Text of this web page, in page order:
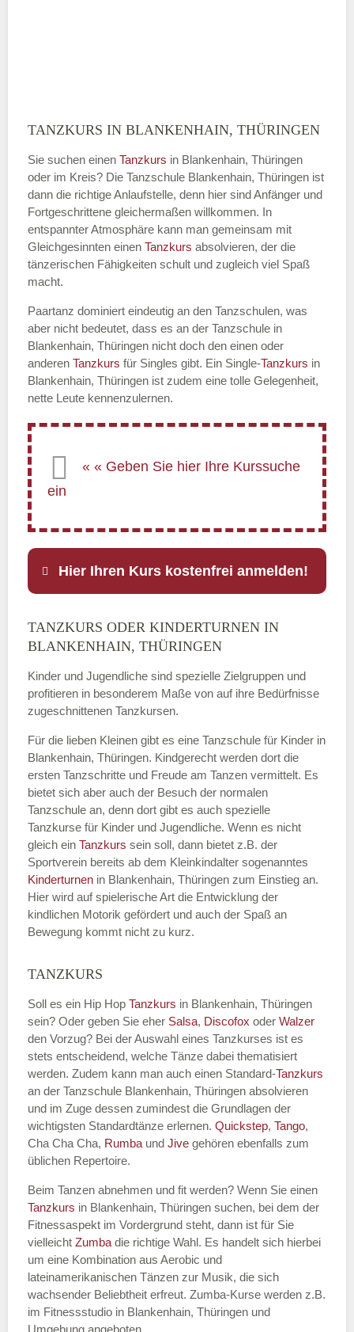
TANZKURS IN BLANKENHAIN, THÜRINGEN
Sie suchen einen Tanzkurs in Blankenhain, Thüringen
oder im Kreis? Die Tanzschule Blankenhain, Thüringen ist
dann die richtige Anlaufstelle, denn hier sind Anfänger und
Fortgeschrittene gleichermaßen willkommen. In
entspannter Atmosphäre kann man gemeinsam mit
Gleichgesinnten einen Tanzkurs absolvieren, der die
tänzerischen Fähigkeiten schult und zugleich viel Spaß
macht.
Paartanz dominiert eindeutig an den Tanzschulen, was
aber nicht bedeutet, dass es an der Tanzschule in
Blankenhain, Thüringen nicht doch den einen oder
anderen Tanzkurs für Singles gibt. Ein Single-Tanzkurs in
Blankenhain, Thüringen ist zudem eine tolle Gelegenheit,
nette Leute kennenzulernen.
Hier Ihren Kurs kostenfrei anmelden!
Name*
E-Mail*
Name der Tanzschule
Kontakt E-Mail
Kontakt Telefonnummer
Name des Tanzkurs
Tanzart*
Mit Absenden der Daten akzeptiere
ich die
AGB`s
TANZKURS ODER KINDERTURNEN IN
BLANKENHAIN, THÜRINGEN
Kinder und Jugendliche sind spezielle Zielgruppen und
profitieren in besonderem Maße von auf ihre Bedürfnisse
zugeschnittenen Tanzkursen.
Für die lieben Kleinen gibt es eine Tanzschule für Kinder in
Blankenhain, Thüringen. Kindgerecht werden dort die
ersten Tanzschritte und Freude am Tanzen vermittelt. Es
bietet sich aber auch der Besuch der normalen
Tanzschule an, denn dort gibt es auch spezielle
Tanzkurse für Kinder und Jugendliche. Wenn es nicht
gleich ein Tanzkurs sein soll, dann bietet z.B. der
Sportverein bereits ab dem Kleinkindalter sogenanntes
Kinderturnen in Blankenhain, Thüringen zum Einstieg an.
Hier wird auf spielerische Art die Entwicklung der
kindlichen Motorik gefördert und auch der Spaß an
Bewegung kommt nicht zu kurz.
TANZKURS
Soll es ein Hip Hop Tanzkurs in Blankenhain, Thüringen
sein? Oder geben Sie eher Salsa, Discofox oder Walzer
den Vorzug? Bei der Auswahl eines Tanzkurses ist es
stets entscheidend, welche Tänze dabei thematisiert
werden. Zudem kann man auch einen Standard-Tanzkurs
an der Tanzschule Blankenhain, Thüringen absolvieren
und im Zuge dessen zumindest die Grundlagen der
wichtigsten Standardtänze erlernen. Quickstep, Tango,
Cha Cha Cha, Rumba und Jive gehören ebenfalls zum
üblichen Repertoire.
Beim Tanzen abnehmen und fit werden? Wenn Sie einen
Tanzkurs in Blankenhain, Thüringen suchen, bei dem der
Fitnessaspekt im Vordergrund steht, dann ist für Sie
vielleicht Zumba die richtige Wahl. Es handelt sich hierbei
um eine Kombination aus Aerobic und
lateinamerikanischen Tänzen zur Musik, die sich
wachsender Beliebtheit erfreut. Zumba-Kurse werden z.B.
im Fitnessstudio in Blankenhain, Thüringen und
Umgebung angeboten.